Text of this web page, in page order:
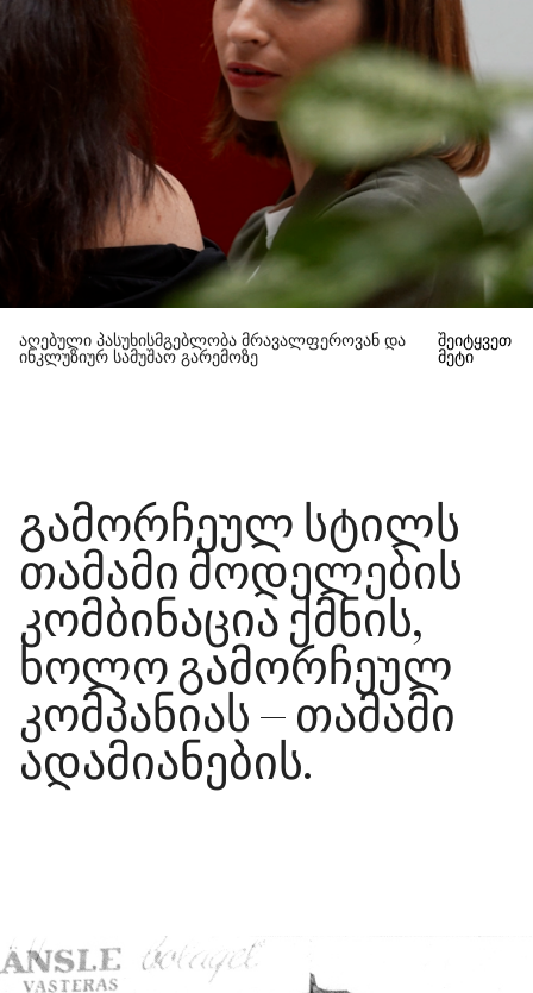
აღებული პასუხისმგებლობა მრავალფეროვან და
ინკლუზიურ სამუშაო გარემოზე
შეიტყვეთ
მეტი
გამორჩეულ სტილს
თამამი მოდელების
კომბინაცია ქმნის,
ხოლო გამორჩეულ
კომპანიას – თამამი
ადამიანების.